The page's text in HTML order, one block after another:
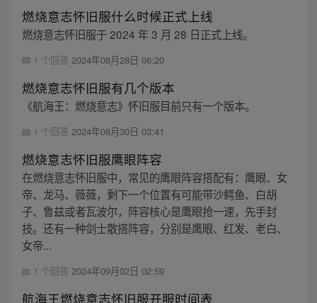
燃烧意志怀旧服什么时候正式上线
燃烧意志怀旧服于 2024 年 3 月 28 日正式上线。
1 个回答 2024年08月28日 06:20
燃烧意志怀旧服有几个版本
《航海王：燃烧意志》怀旧服目前只有一个版本。
1 个回答 2024年08月30日 03:41
燃烧意志怀旧服鹰眼阵容
在燃烧意志怀旧服中，常见的鹰眼阵容搭配有：鹰眼、女
帝、龙马、薇薇，剩下一个位置有可能带沙鳄鱼、白胡
子、鲁兹或者瓦波尔，阵容核心是鹰眼抢一速，先手封
技。还有一种剑士散搭阵容，分别是鹰眼、红发、老白、
女帝...
1 个回答 2024年09月02日 02:59
航海王燃烧意志怀旧服开服时间表